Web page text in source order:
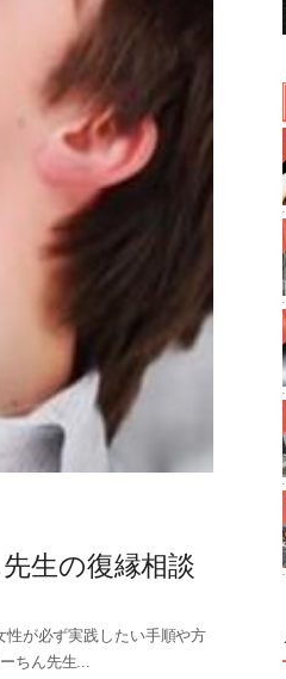
生の復縁相談
性が必ず実践したい手順や方
ちん先生...